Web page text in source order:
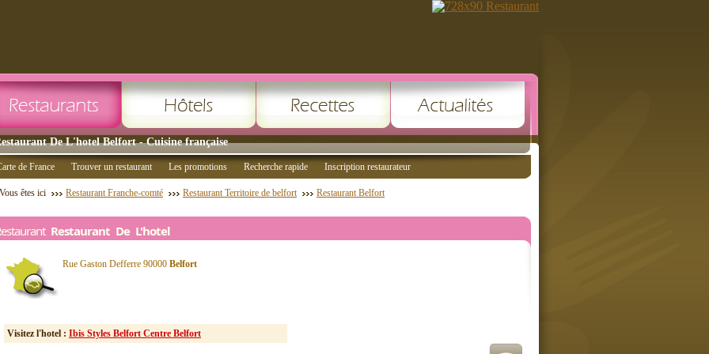
De L'hotel Belfort - Cuisine française
de France Trouver un restaurant Les promotions Recherche rapide Inscription restaurateur
Vous êtes ici Restaurant Franche-comté Restaurant Territoire de belfort Restaurant Belfort
Restaurant De L'hotel
Rue Gaston Defferre 90000 Belfort
Visitez l'hotel : Ibis Styles Belfort Centre Belfort